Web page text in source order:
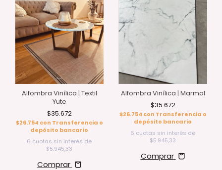
Alfombra Vinílica | Textil
Yute
$35.672
$26.754 con Transferencia o
depósito bancario
6 cuotas sin interés de
$5.945,33
Comprar
Alfombra Vinílica | Marmol
$35.672
$26.754 con Transferencia o
depósito bancario
6 cuotas sin interés de
$5.945,33
Comprar